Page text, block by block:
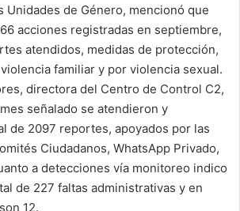
Unidades de Género, mencionó que
acciones registradas en septiembre,
atendidos, medidas de protección,
familiar y por violencia sexual.
directora del Centro de Control C2,
señalado se atendieron y
de 2097 reportes, apoyados por las
Ciudadanos, WhatsApp Privado,
a detecciones vía monitoreo indico
de 227 faltas administrativas y en
12.